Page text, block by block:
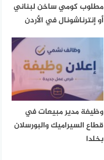
مطلوب كومي ساخن لبناني
أو إنترناشونال في الأردن
وظيفة مدير مبيعات في
قطاع السيراميك والبورسلان
بخلدا